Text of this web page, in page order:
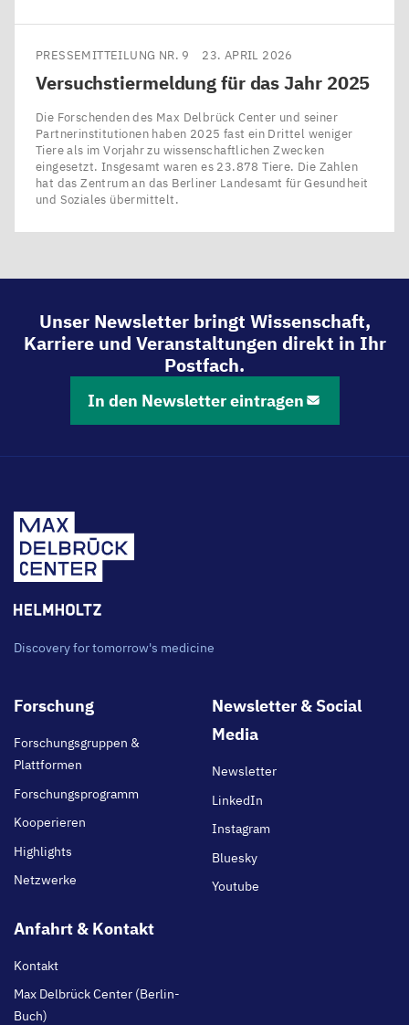
PRESSEMITTEILUNG NR. 9 23. APRIL 2026
Versuchstiermeldung für das Jahr 2025
Die Forschenden des Max Delbrück Center und seiner
Partnerinstitutionen haben 2025 fast ein Drittel weniger
Tiere als im Vorjahr zu wissenschaftlichen Zwecken
eingesetzt. Insgesamt waren es 23.878 Tiere. Die Zahlen
hat das Zentrum an das Berliner Landesamt für Gesundheit
und Soziales übermittelt.
Unser Newsletter bringt Wissenschaft,
Karriere und Veranstaltungen direkt in Ihr
Postfach.
In den Newsletter eintragen
Discovery for tomorrow's medicine
Footer
Forschung
Forschungsgruppen &
Plattformen
Forschungsprogramm
Kooperieren
Highlights
Netzwerke
Newsletter & Social
Media
Newsletter
LinkedIn
Instagram
Bluesky
Youtube
Anfahrt & Kontakt
Kontakt
Max Delbrück Center (Berlin-
Buch)